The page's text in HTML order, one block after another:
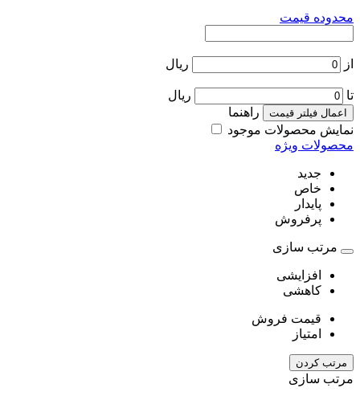
محدوده قیمت
از ریال
تا ریال
اعمال فیلتر قیمت
راهنما
نمایش محصولات موجود
محصولات ویژه
جدید
خاص
پایدار
پرفروش
مرتب سازی
افزایشی
کاهشی
قیمت فروش
امتیاز
مرتب کردن
مرتب سازی